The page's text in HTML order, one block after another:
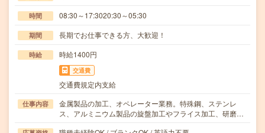
時間 08:30～17:3020:30～05:30
期間 長期でお仕事できる方、大歓迎！
時給 時給1400円
交通費
交通費規定内支給
仕事内容
金属製品の加工、オペレーター業務。特殊鋼、ステンレ
ス、アルミニウム製品の旋盤加工やフライス加工、研磨…